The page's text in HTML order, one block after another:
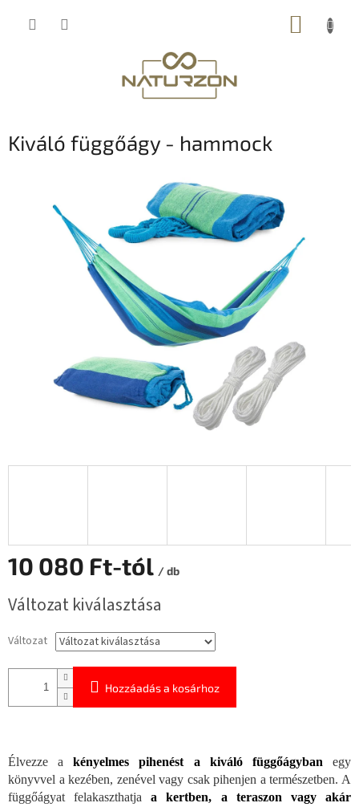
KOSÁR
Kiváló függőágy - hammock
10 080 Ft-tól / db
Változat kiválasztása
Változat
Hozzáadás a kosárhoz
Élvezze akényelmes pihenést a kiváló függőágyban egy
könyvvel a kezében, zenével vagy csak pihenjen a természetben. A
függőágyat felakaszthatjaa kertben, a teraszon vagy akár